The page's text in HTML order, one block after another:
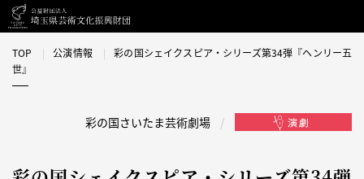
TOP 公演情報
彩の国シェイクスピア・シリーズ第34弾『ヘンリー五
世』
彩の国さいたま芸術劇場